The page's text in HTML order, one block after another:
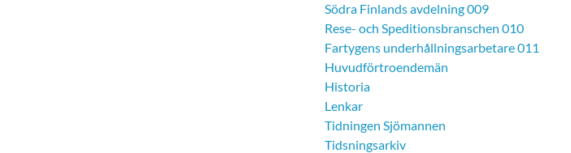
Södra Finlands avdelning 009
Rese- och Speditionsbranschen 010
Fartygens underhållningsarbetare 011
Huvudförtroendemän
Historia
Lenkar
Tidningen Sjömannen
Tidsningsarkiv